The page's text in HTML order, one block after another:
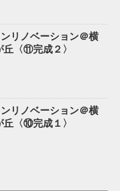
リノベーション＠横
丘〈⑪完成２〉
リノベーション＠横
丘〈⑩完成１〉